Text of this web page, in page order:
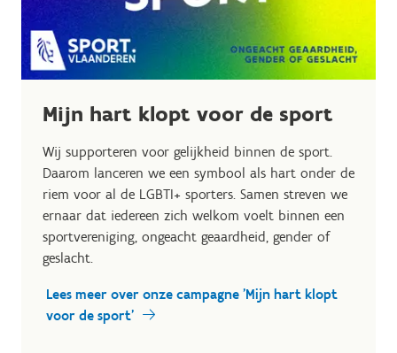
Mijn hart klopt voor de sport
Wij supporteren voor gelijkheid binnen de sport.
Daarom lanceren we een symbool als hart onder de
riem voor al de LGBTI+ sporters. Samen streven we
ernaar dat iedereen zich welkom voelt binnen een
sportvereniging, ongeacht geaardheid, gender of
geslacht.
Lees meer over onze campagne 'Mijn hart klopt
voor de sport'